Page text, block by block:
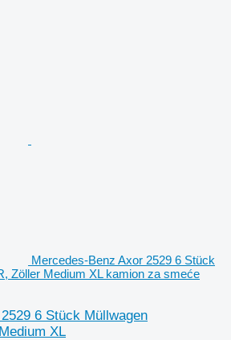
Mercedes-Benz Axor 2529 6 Stück
Zöller Medium XL kamion za smeće
6 Stück Müllwagen
XL